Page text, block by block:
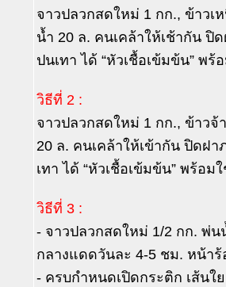
จาวปลวกสดใหม่ 1 กก., ข้าวเ
น้ำ 20 ล. คนเคล้าให้เช้ากัน ปิ
ปนเทา ได้ “หัวเชื้อเข้มข้น” พร้
วิธีที่ 2 :
จาวปลวกสดใหม่ 1 กก., ข้าวจ้
20 ล. คนเคล้าให้เข้ากัน ปิดฝ
เทา ได้ “หัวเชื้อเข้มข้น” พร้อม
วิธีที่ 3 :
- จาวปลวกสดใหม่ 1/2 กก. พ่
กลางแดดวันละ 4-5 ชม. หน้า
- ครบกำหนดเปิดกระติก เส้น